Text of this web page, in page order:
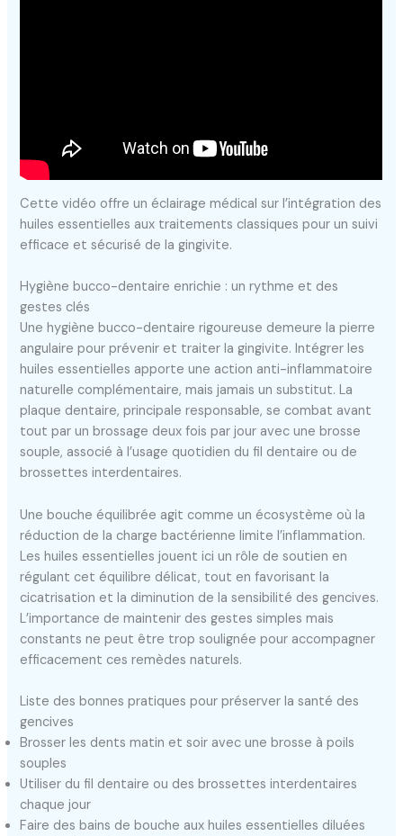
Cette vidéo offre un éclairage médical sur l’intégration des
huiles essentielles aux traitements classiques pour un suivi
efficace et sécurisé de la gingivite.
Hygiène bucco-dentaire enrichie : un rythme et des
gestes clés
Une hygiène bucco-dentaire rigoureuse demeure la pierre
angulaire pour prévenir et traiter la gingivite. Intégrer les
huiles essentielles apporte une action anti-inflammatoire
naturelle complémentaire, mais jamais un substitut. La
plaque dentaire, principale responsable, se combat avant
tout par un brossage deux fois par jour avec une brosse
souple, associé à l’usage quotidien du fil dentaire ou de
brossettes interdentaires.
Une bouche équilibrée agit comme un écosystème où la
réduction de la charge bactérienne limite l’inflammation.
Les huiles essentielles jouent ici un rôle de soutien en
régulant cet équilibre délicat, tout en favorisant la
cicatrisation et la diminution de la sensibilité des gencives.
L’importance de maintenir des gestes simples mais
constants ne peut être trop soulignée pour accompagner
efficacement ces remèdes naturels.
Liste des bonnes pratiques pour préserver la santé des
gencives
Brosser les dents matin et soir avec une brosse à poils
souples
Utiliser du fil dentaire ou des brossettes interdentaires
chaque jour
Faire des bains de bouche aux huiles essentielles diluées